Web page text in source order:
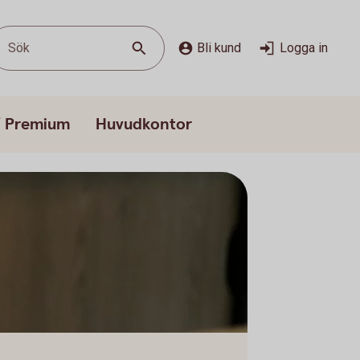
Sök Bli kund Logga in
Huvudkontor